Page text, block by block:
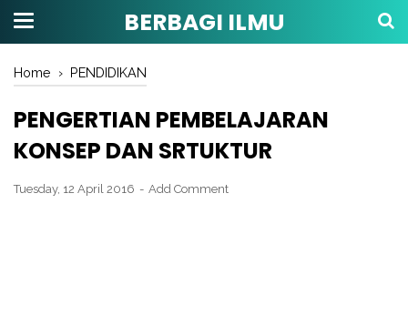
BERBAGI ILMU
Home › PENDIDIKAN
PENGERTIAN PEMBELAJARAN
KONSEP DAN SRTUKTUR
Tuesday, 12 April 2016 Add Comment